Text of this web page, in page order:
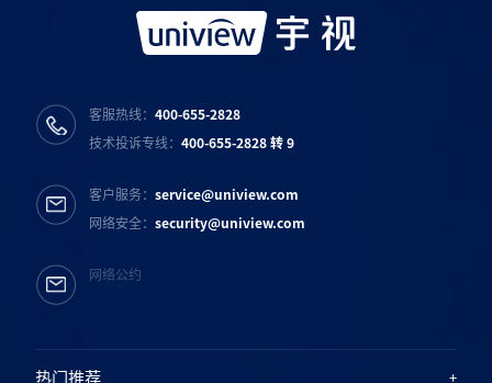
热门推荐
客服热线：400-655-2828
技术投诉专线：400-655-2828 转 9
客户服务：service@uniview.com
网络安全：security@uniview.com
网络公约